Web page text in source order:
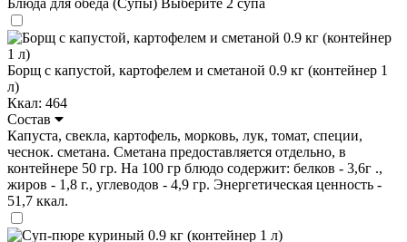
Борщ с капустой, картофелем и сметаной 0.9 кг (контейнер 1
л)
Ккал: 464
Состав
Капуста, свекла, картофель, морковь, лук, томат, специи,
чеснок. сметана. Сметана предоставляется отдельно, в
контейнере 50 гр. На 100 гр блюдо содержит: белков - 3,6г .,
жиров - 1,8 г., углеводов - 4,9 гр. Энергетическая ценность -
51,7 ккал.